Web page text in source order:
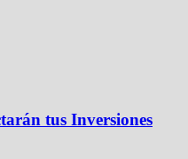
tus Inversiones